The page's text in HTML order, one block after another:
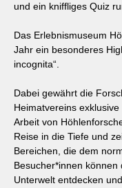
und ein kniffliges Quiz
Das Erlebnismuseum
Jahr ein besonderes
incognita“.
Dabei gewährt die
Heimatvereins
Arbeit von
Reise in die Tiefe und
Bereichen, die dem
Besucher*innen
Unterwelt entdecken